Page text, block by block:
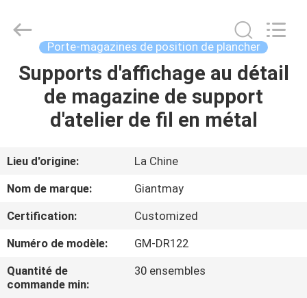
MAISON
PRODUITS
AU
SUJET
DE
VISITE
Fournisseur.
fsgiantmay.com.
Porte-magazines de position de plancher
Supports d'affichage au détail
de magazine de support
d'atelier de fil en métal
Lieu d'origine:
La Chine
Nom de marque:
Giantmay
Certification:
Customized
Numéro de modèle:
GM-DR122
Quantité de
commande min:
30 ensembles